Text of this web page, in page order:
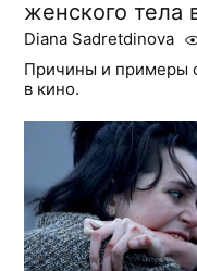
женского тела
Diana Sadretdinova
Причины и примеры
в кино.